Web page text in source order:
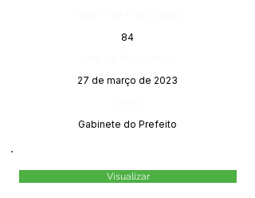
84
27 de março de 2023
Gabinete do Prefeito
Visualizar